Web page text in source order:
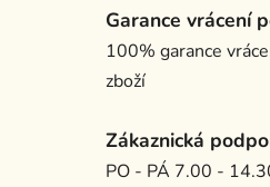
Garance vrácení
100% garance
zboží
Zákaznická
PO - PÁ 7.00 -